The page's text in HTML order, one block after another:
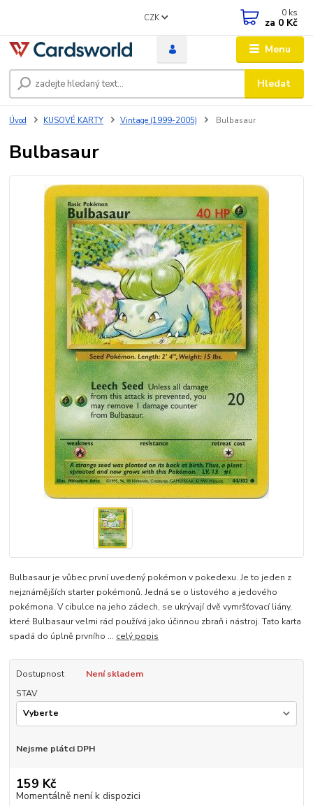
Menu
CZK
Hledat
0 ks
za 0 Kč
Úvod KUSOVÉ KARTY Vintage (1999-2005) Bulbasaur
Bulbasaur
Bulbasaur je vůbec první uvedený pokémon v pokedexu. Je to jeden z
nejznámějších starter pokémonů. Jedná se o listového a jedového
pokémona. V cibulce na jeho zádech, se ukrývají dvě vymršťovací liány,
které Bulbasaur velmi rád používá jako účinnou zbraň i nástroj. Tato karta
spadá do úplně prvního ... celý popis
Dostupnost
Není skladem
STAV
Nejsme plátci DPH
159 Kč
Momentálně není k dispozici